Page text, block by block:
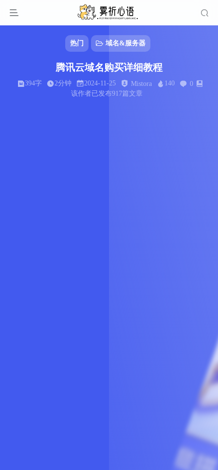
热门 域名&服务器
腾讯云域名购买详细教程
394字 2分钟 2024-11-25 Mistora 140
0
该作者已发布917篇文章